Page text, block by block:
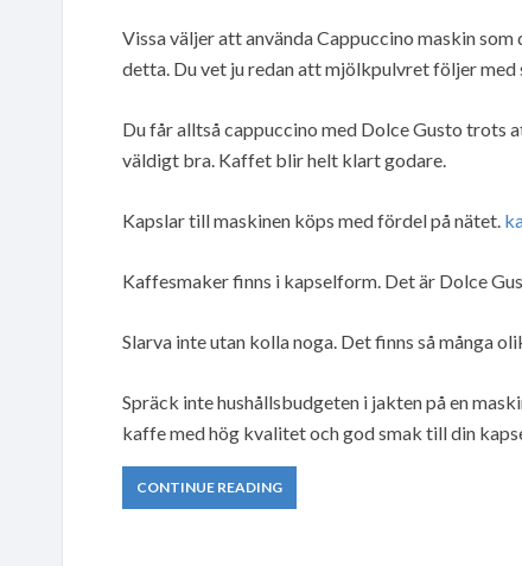
Vissa väljer att använda Cappuccino maskin
detta. Du vet ju redan att mjölkpulvret följer med
Du får alltså cappuccino med Dolce Gusto trots
väldigt bra. Kaffet blir helt klart godare.
Kapslar till maskinen köps med fördel på nätet.
Kaffesmaker finns i kapselform. Det är Dolce
Slarva inte utan kolla noga. Det finns så många
Spräck inte hushållsbudgeten i jakten på en
kaffe med hög kvalitet och god smak till din
CONTINUE READING